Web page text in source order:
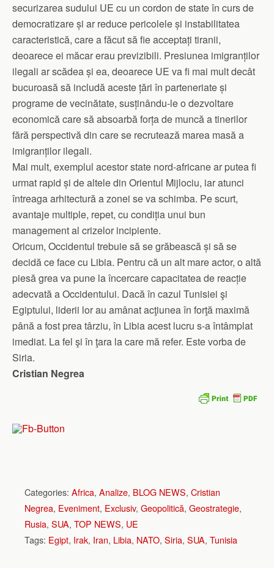
securizarea sudului UE cu un cordon de state în curs de
democratizare și ar reduce pericolele și instabilitatea
caracteristică, care a făcut să fie acceptați tiranii,
deoarece ei măcar erau previzibili. Presiunea imigranților
ilegali ar scădea și ea, deoarece UE va fi mai mult decât
bucuroasă să includă aceste țări în parteneriate și
programe de vecinătate, susținându-le o dezvoltare
economică care să absoarbă forța de muncă a tinerilor
fără perspectivă din care se recrutează marea masă a
imigranților ilegali.
Mai mult, exemplul acestor state nord-africane ar putea fi
urmat rapid și de altele din Orientul Mijlociu, iar atunci
întreaga arhitectură a zonei se va schimba. Pe scurt,
avantaje multiple, repet, cu condiția unui bun
management al crizelor incipiente.
Oricum, Occidentul trebuie să se grăbească și să se
decidă ce face cu Libia. Pentru că un alt mare actor, o altă
piesă grea va pune la încercare capacitatea de reacție
adecvată a Occidentului. Dacă în cazul Tunisiei şi
Egiptului, liderii lor au amânat acţiunea în forţă maximă
până a fost prea târziu, în Libia acest lucru s-a întâmplat
imediat. La fel şi în ţara la care mă refer. Este vorba de
Siria.
Cristian Negrea
Categories: Africa, Analize, BLOG NEWS, Cristian
Negrea, Eveniment, Exclusiv, Geopolitică, Geostrategie,
Rusia, SUA, TOP NEWS, UE
Tags: Egipt, Irak, Iran, Libia, NATO, Siria, SUA, Tunisia